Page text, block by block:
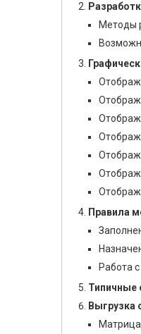
Методы
Правила
Работа
Типичные
Выгрузка
Матрица